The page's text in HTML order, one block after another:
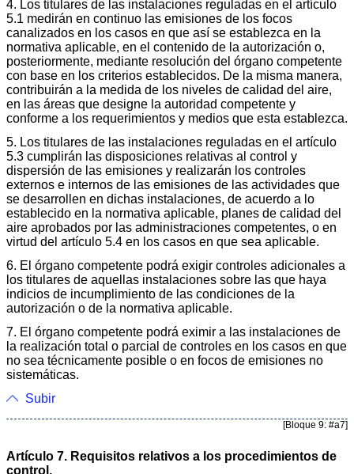
4. Los titulares de las instalaciones reguladas en el artículo
5.1 medirán en continuo las emisiones de los focos
canalizados en los casos en que así se establezca en la
normativa aplicable, en el contenido de la autorización o,
posteriormente, mediante resolución del órgano competente
con base en los criterios establecidos. De la misma manera,
contribuirán a la medida de los niveles de calidad del aire,
en las áreas que designe la autoridad competente y
conforme a los requerimientos y medios que esta establezca.
5. Los titulares de las instalaciones reguladas en el artículo
5.3 cumplirán las disposiciones relativas al control y
dispersión de las emisiones y realizarán los controles
externos e internos de las emisiones de las actividades que
se desarrollen en dichas instalaciones, de acuerdo a lo
establecido en la normativa aplicable, planes de calidad del
aire aprobados por las administraciones competentes, o en
virtud del artículo 5.4 en los casos en que sea aplicable.
6. El órgano competente podrá exigir controles adicionales a
los titulares de aquellas instalaciones sobre las que haya
indicios de incumplimiento de las condiciones de la
autorización o de la normativa aplicable.
7. El órgano competente podrá eximir a las instalaciones de
la realización total o parcial de controles en los casos en que
no sea técnicamente posible o en focos de emisiones no
sistemáticas.
Subir
[Bloque 9: #a7]
Artículo 7. Requisitos relativos a los procedimientos de
control.